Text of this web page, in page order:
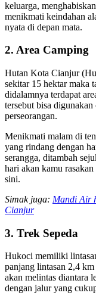
keluarga,
menikmati keindahan
nyata di depan mata.
2. Area Camping
Hutan Kota Cianjur
sekitar 15 hektar maka
didalamnya terdapat
tersebut bisa
perseorangan.
Menikmati malam di
yang rindang dengan
serangga, ditambah
hari akan kamu
sini.
Simak juga: Mandi Air
Cianjur
3. Trek Sepeda
Hukoci memiliki
panjang lintasan 2,4
akan melintas diantara
dengan jalur yang